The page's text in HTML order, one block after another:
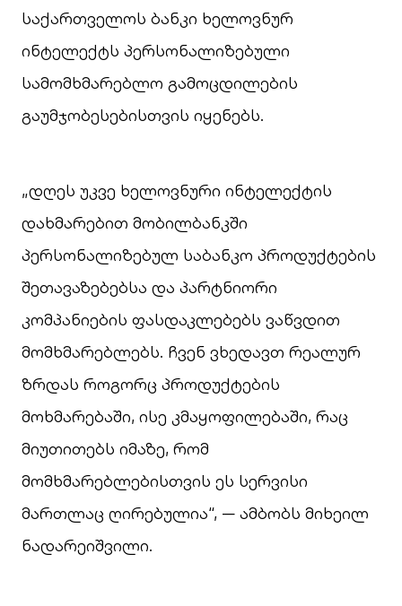
საქართველოს ბანკი ხელოვნურ
ინტელექტს პერსონალიზებული
სამომხმარებლო გამოცდილების
გაუმჯობესებისთვის იყენებს.
„დღეს უკვე ხელოვნური ინტელექტის
დახმარებით მობილბანკში
პერსონალიზებულ საბანკო პროდუქტების
შეთავაზებებსა და პარტნიორი
კომპანიების ფასდაკლებებს ვაწვდით
მომხმარებლებს. ჩვენ ვხედავთ რეალურ
ზრდას როგორც პროდუქტების
მოხმარებაში, ისე კმაყოფილებაში, რაც
მიუთითებს იმაზე, რომ
მომხმარებლებისთვის ეს სერვისი
მართლაც ღირებულია“, — ამბობს მიხეილ
ნადარეიშვილი.